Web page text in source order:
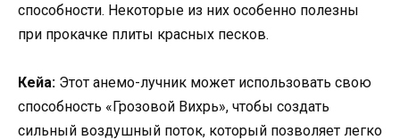
способности. Некоторые из них особенно полезны
при прокачке плиты красных песков.
Кейа: Этот анемо-лучник может использовать свою
способность «Грозовой Вихрь», чтобы создать
сильный воздушный поток, который позволяет легко